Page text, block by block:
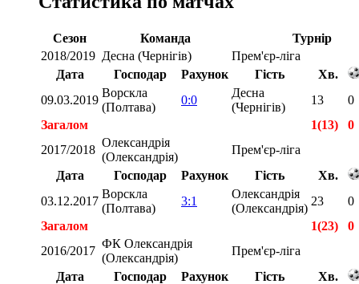
Сезон Команда
Турнір
2018/2019 Десна (Чернігів)
Прем'єр-ліга
Дата
Господар Рахунок Гість
Хв.
09.03.2019
Ворскла
(Полтава)
0:0
Десна
(Чернігів)
13
0
Загалом
1(13)
0
2017/2018
Олександрія
(Олександрія)
Прем'єр-ліга
Дата
Господар Рахунок Гість
Хв.
03.12.2017
Ворскла
(Полтава)
3:1
Олександрія
(Олександрія)
23
0
Загалом
1(23)
0
2016/2017
ФК Олександрія
(Олександрія)
Прем'єр-ліга
Дата
Господар Рахунок Гість Хв.